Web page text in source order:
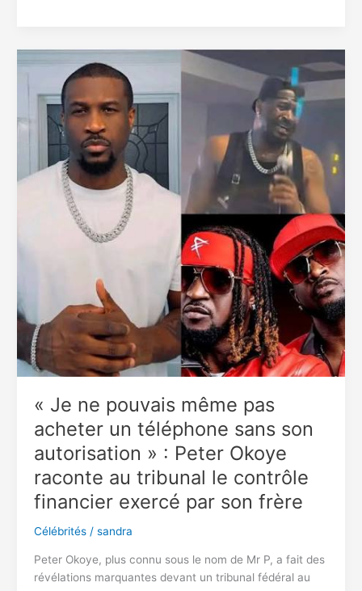
Samuel
Eto’o,
Patrice
Motsepe
aux
anciens
joueurs
secoue
le
football
camerounais
« Je ne pouvais même pas
acheter un téléphone sans son
autorisation » : Peter Okoye
raconte au tribunal le contrôle
financier exercé par son frère
Célébrités/ sandra
Peter Okoye, plus connu sous le nom de Mr P, a fait des
révélations marquantes devant un tribunal fédéral au